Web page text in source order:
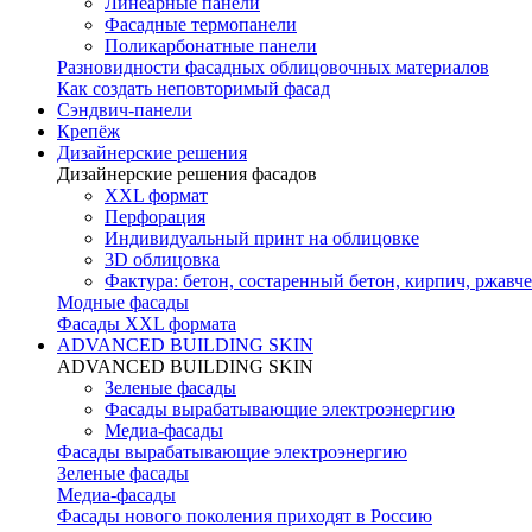
Фасадные термопанели
Поликарбонатные панели
Разновидности фасадных облицовочных материалов
Как создать неповторимый фасад
Сэндвич-панели
Крепёж
Дизайнерские решения
Дизайнерские решения фасадов
XXL формат
Перфорация
Индивидуальный принт на облицовке
3D облицовка
Фактура: бетон, состаренный бетон, кирпич,
Модные фасады
Фасады XXL формата
ADVANCED BUILDING SKIN
ADVANCED BUILDING SKIN
Зеленые фасады
Фасады вырабатывающие электроэнергию
Медиа-фасады
Фасады вырабатывающие электроэнергию
Зеленые фасады
Медиа-фасады
Фасады нового поколения приходят в Россию